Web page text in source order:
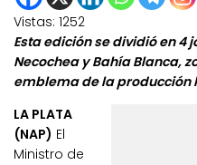
Vistas: 1252
Esta edición se dividió en 4
Necochea y Bahía Blanca,
emblema de la producción
LA PLATA
(NAP) El
Ministro de